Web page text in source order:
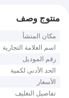
منتوج وصف
مكان المنشأ
اسم العلامة التجارية
رقم الموديل
الحد الأدنى لكمية
الأسعار
تفاصيل التغليف